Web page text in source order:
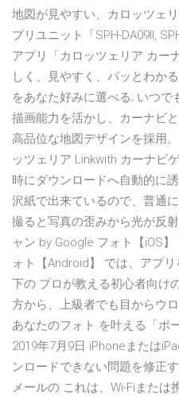
地図が見やすい、カロッツェ
プリユニット「SPH-DA09II,
アプリ「カロッツェリア カー
しく、見やすく、パッとわか
をあなた好みに選べる; いつ
描画能力を活かし、カーナビ
高品位な地図デザインを採用
ッツェリア Linkwith カーナビ
時にダウンロードへ自動的に
沢紙で出来ているので、普通
撮ると写真の歪みから光が反
ャン by Google フォト【iOS
ォト【Android】 では、アプ
下の プロが教える初心者向け
方から、上級者でも目からウ
あなたのフォト を叶える「ポ
2019年7月9日 iPhoneまたは
ンロードできない問題を修正
メールの これは、Wi-Fiまたは